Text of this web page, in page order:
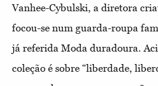
Vanhee-Cybulski, a diretora
focou-se num guarda-roupa
já referida Moda duradoura.
coleção é sobre “liberdade,